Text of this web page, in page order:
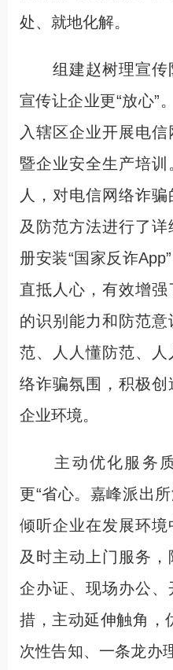
处、就地化解。
组建赵树理宣传
宣传让企业更“放心”
入辖区企业开展电
暨企业安全生产培
人，对电信网络诈
及防范方法进行了
册安装“国家反诈
直抵人心，有效增
的识别能力和防范
范、人人懂防范、
络诈骗氛围，积极
企业环境。
主动优化服务质
更“省心。嘉峰派出
倾听企业在发展环境
及时主动上门服务
企办证、现场办公
措，主动延伸触角，
次性告知、一条龙办